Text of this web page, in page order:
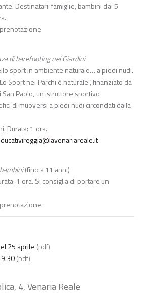
Destinatari: famiglie, bambini dai 5
di barefooting nei Giardini
sport in ambiente naturale… a piedi nudi.
Sport nei Parchi è naturale”, finanziato da
Paolo, un istruttore sportivo
di muoversi a piedi nudi circondati dalla
Durata: 1 ora.
(fino a 11 anni)
1 ora. Si consiglia di portare un
25 aprile (pdf)
(pdf)
4, Venaria Reale